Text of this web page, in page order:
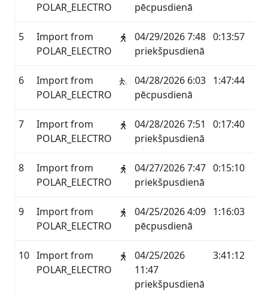
POLAR_ELECTRO
pēcpusdienā
5
Import from
POLAR_ELECTRO
04/29/2026 7:48
priekšpusdienā
0:13:57
6
Import from
POLAR_ELECTRO
04/28/2026 6:03
pēcpusdienā
1:47:44
7
Import from
POLAR_ELECTRO
04/28/2026 7:51
priekšpusdienā
0:17:40
8
Import from
POLAR_ELECTRO
04/27/2026 7:47
priekšpusdienā
0:15:10
9
Import from
POLAR_ELECTRO
04/25/2026 4:09
pēcpusdienā
1:16:03
10 Import from
POLAR_ELECTRO
04/25/2026
11:47
priekšpusdienā
3:41:12